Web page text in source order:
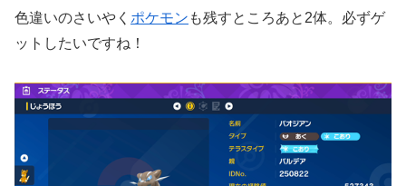
色違いのさいやく ポケモン も残すところあと2体。必ずゲ
ットしたいですね！